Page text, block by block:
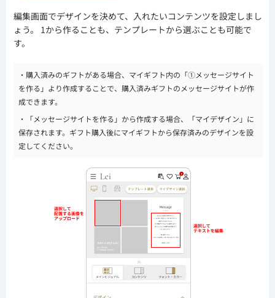
編集画面でデザインを決めて、入れたいコンテンツを設定しまし
ょう。 1から作ることも、テンプレートから選ぶことも可能で
す。
・購入済みのギフトがある場合、マイギフト内の「①メッセージサイト
を作る」より作成することで、購入済みギフトのメッセージサイトが作
成できます。
・「メッセージサイトを作る」から作成する場合、「マイデザイン」に
保存されます。ギフト購入後にマイギフトから保存済みのデザインを設
定してください。